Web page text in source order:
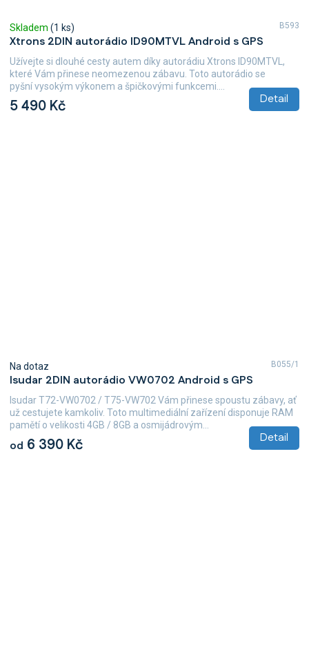
Xtrons 2DIN autorádio ID90MTVL Android s GPS
Skladem (1 ks)
5 490 Kč Detail
Užívejte si dlouhé cesty autem díky autorádiu Xtrons ID90MTVL,
které Vám přinese neomezenou zábavu. Toto autorádio se
pyšní vysokým výkonem a špičkovými funkcemi....
B593
Isudar 2DIN autorádio VW0702 Android s GPS
Na dotaz
od 6 390 Kč Detail
Isudar T72-VW0702 / T75-VW702 Vám přinese spoustu zábavy, ať
už cestujete kamkoliv. Toto multimediální zařízení disponuje RAM
pamětí o velikosti 4GB / 8GB a osmijádrovým...
B055/1